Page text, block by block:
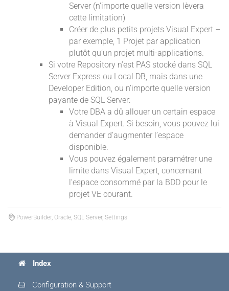
Server (n’importe quelle version lèvera
cette limitation)
Créer de plus petits projets Visual Expert –
par exemple, 1 Projet par application
plutôt qu’un projet multi-applications.
Si votre Repository n’est PAS stocké dans SQL
Server Express ou Local DB, mais dans une
Developer Edition, ou n’importe quelle version
payante de SQL Server:
Votre DBA a dû allouer un certain espace
à Visual Expert. Si besoin, vous pouvez lui
demander d’augmenter l’espace
disponible.
Vous pouvez également paramétrer une
limite dans Visual Expert, concernant
l’espace consommé par la BDD pour le
projet VE courant.
PowerBuilder, Oracle, SQL Server, Settings
Index
Configuration & Support